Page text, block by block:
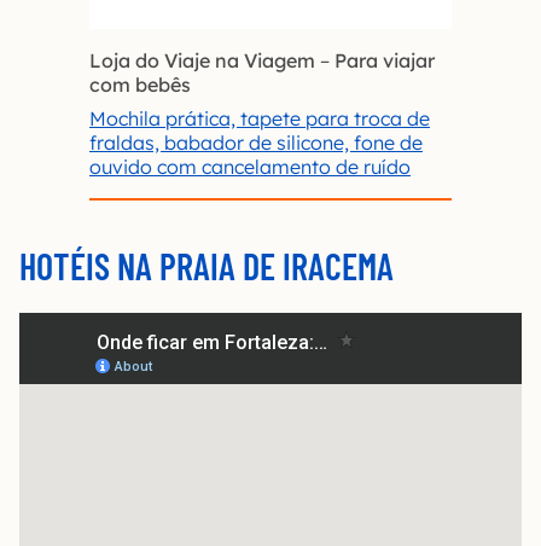
Loja do Viaje na Viagem – Para viajar
com bebês
Mochila prática, tapete para troca de
fraldas, babador de silicone, fone de
ouvido com cancelamento de ruído
HOTÉIS NA PRAIA DE IRACEMA